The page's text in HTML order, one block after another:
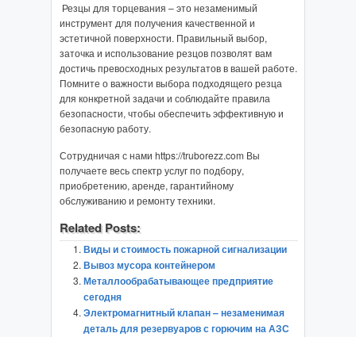
Резцы для торцевания – это незаменимый
инструмент для получения качественной и
эстетичной поверхности. Правильный выбор,
заточка и использование резцов позволят вам
достичь превосходных результатов в вашей работе.
Помните о важности выбора подходящего резца
для конкретной задачи и соблюдайте правила
безопасности, чтобы обеспечить эффективную и
безопасную работу.
Сотрудничая с нами https://truborezz.com Вы
получаете весь спектр услуг по подбору,
приобретению, аренде, гарантийному
обслуживанию и ремонту техники.
Related Posts:
Виды и стоимость пожарной сигнализации
Вывоз мусора контейнером
Металлообрабатывающее предприятие
сегодня
Электромагнитный клапан – незаменимая
деталь для резервуаров с горючим на АЗС